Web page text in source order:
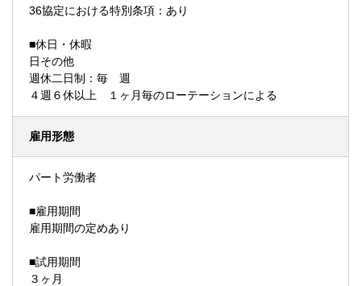
36協定における特別条項：あり
■休日・休暇
日その他
週休二日制：毎 週
４週６休以上 １ヶ月毎のローテーションによる
雇用形態
パート労働者
■雇用期間
雇用期間の定めあり
■試用期間
３ヶ月